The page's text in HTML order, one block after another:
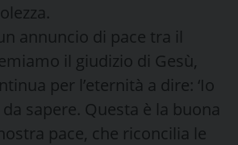
annuncio di pace tra il
il giudizio di Gesù,
per l’eternità a dire: ‘Io
sapere. Questa è la buona
pace, che riconcilia le